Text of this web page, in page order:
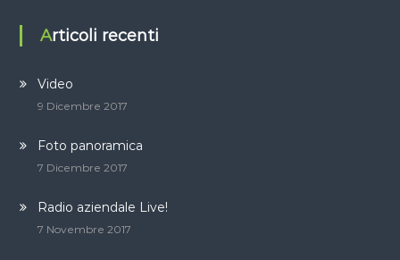
Articoli recenti
Video
9 Dicembre 2017
Foto panoramica
7 Dicembre 2017
Radio aziendale Live!
7 Novembre 2017